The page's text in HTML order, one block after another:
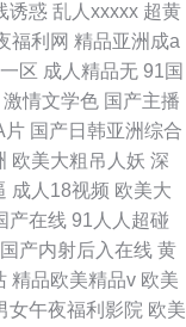
诱惑 乱人xxxxx 超黄
福利网 精品亚洲成a
区 成人精品无 91国
激情文学色 国产主播
片 国产日韩亚洲综合
欧美大粗吊人妖 深
成人18视频 欧美大
产在线 91人人超碰
国产内射后入在线 黄
精品欧美精品v 欧美
女午夜福利影院 欧美